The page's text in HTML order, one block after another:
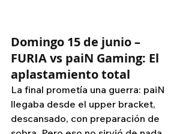
Domingo 15 de junio –
FURIA vs paiN Gaming: El
aplastamiento total
La final prometía una guerra: paiN
llegaba desde el upper bracket,
descansado, con preparación de